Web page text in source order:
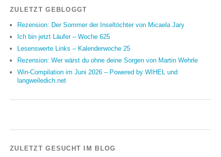
ZULETZT GEBLOGGT
Rezension: Der Sommer der Inseltöchter von Micaela Jary
Ich bin jetzt Läufer – Woche 625
Lesenswerte Links – Kalenderwoche 25
Rezension: Wer wärst du ohne deine Sorgen von Martin Wehrle
Win-Compilation im Juni 2026 – Powered by WIHEL und
langweiledich.net
ZULETZT GESUCHT IM BLOG